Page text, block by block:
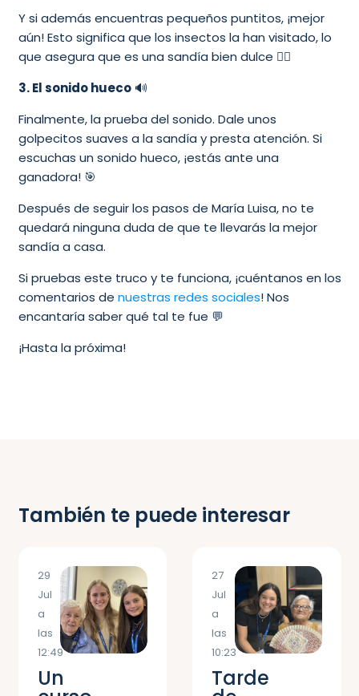
Y si además encuentras pequeños puntitos, ¡mejor
aún! Esto significa que los insectos la han visitado, lo
que asegura que es una sandía bien dulce 👌🏻
3. El sonido hueco🔊
Finalmente, la prueba del sonido. Dale unos
golpecitos suaves a la sandía y presta atención. Si
escuchas un sonido hueco, ¡estás ante una
ganadora! 🎯
Después de seguir los pasos de María Luisa, no te
quedará ninguna duda de que te llevarás la mejor
sandía a casa.
Si pruebas este truco y te funciona, ¡cuéntanos en los
comentarios de nuestras redes sociales! Nos
encantaría saber qué tal te fue 💬
¡Hasta la próxima!
También te puede interesar
29
Jul
a
las
12:49
Un
27
Jul
a
las
10:23
Tarde